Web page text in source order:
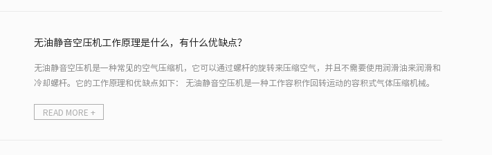
无油静音空压机工作原理是什么，有什么优缺点？
无油静音空压机是一种常见的空气压缩机，它可以通过螺杆的旋转来压缩空气，并且不需要使用润滑油来润滑和
冷却螺杆。它的工作原理和优缺点如下： 无油静音空压机是一种工作容积作回转运动的容积式气体压缩机械。
READ MORE +